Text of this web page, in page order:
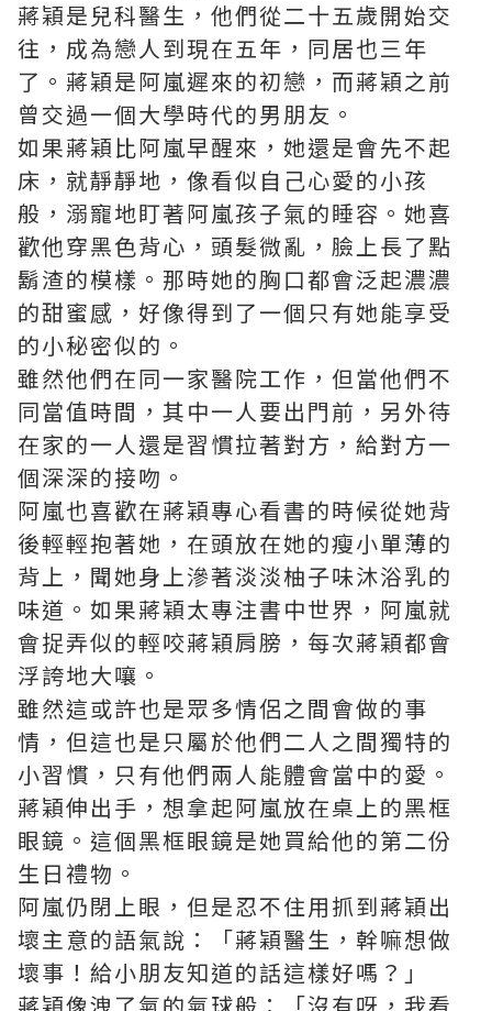
蔣穎是兒科醫生，他們從二十五歲開始交
往，成為戀人到現在五年，同居也三年
了。蔣穎是阿嵐遲來的初戀，而蔣穎之前
曾交過一個大學時代的男朋友。
如果蔣穎比阿嵐早醒來，她還是會先不起
床，就靜靜地，像看似自己心愛的小孩
般，溺寵地盯著阿嵐孩子氣的睡容。她喜
歡他穿黑色背心，頭髮微亂，臉上長了點
鬍渣的模樣。那時她的胸口都會泛起濃濃
的甜蜜感，好像得到了一個只有她能享受
的小秘密似的。
雖然他們在同一家醫院工作，但當他們不
同當值時間，其中一人要出門前，另外待
在家的一人還是習慣拉著對方，給對方一
個深深的接吻。
阿嵐也喜歡在蔣穎專心看書的時候從她背
後輕輕抱著她，在頭放在她的瘦小單薄的
背上，聞她身上滲著淡淡柚子味沐浴乳的
味道。如果蔣穎太專注書中世界，阿嵐就
會捉弄似的輕咬蔣穎肩膀，每次蔣穎都會
浮誇地大嚷。
雖然這或許也是眾多情侶之間會做的事
情，但這也是只屬於他們二人之間獨特的
小習慣，只有他們兩人能體會當中的愛。
蔣穎伸出手，想拿起阿嵐放在桌上的黑框
眼鏡。這個黑框眼鏡是她買給他的第二份
生日禮物。
阿嵐仍閉上眼，但是忍不住用抓到蔣穎出
壞主意的語氣說：「蔣穎醫生，幹嘛想做
壞事！給小朋友知道的話這樣好嗎？」